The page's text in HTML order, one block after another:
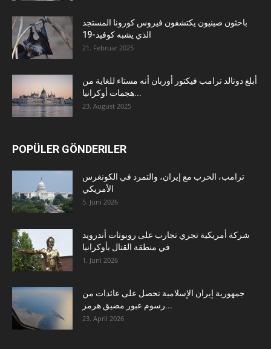
باحثون صينيون يكتشفون فيروس كورونا المستجد
الذي يشبه كوفيد-19
21. Februar 2025
أبلغ دونالد ترامب فيكتور أوربان أنه مستاء للغاية من
هجمات أوكرانيا...
23. August 2025
POPÜLER GÖNDERILER
ترامب، الحرب مع إيران، والتمرد في الكونغرس
الأمريكي
5. Juni 2026
شركة أمريكية تجري تجارب على روبوتات أندرويد
في منطقة القتال بأوكرانيا
1. Juni 2026
جمهورية إيران الإسلامية تحصل على عائدات من
رسوم عبور مضيق هرمز...
23. April 2026